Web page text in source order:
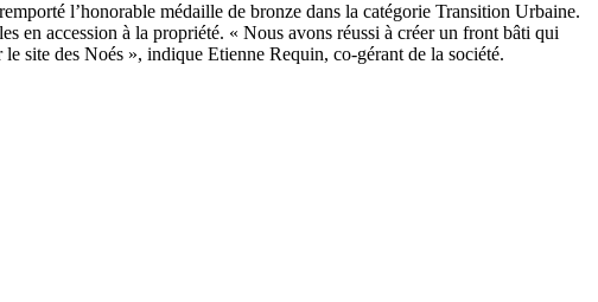
l’honorable médaille de bronze dans la catégorie Transition Urbaine.
en accession à la propriété. « Nous avons réussi à créer un front bâti qui
site des Noés », indique Etienne Requin, co-gérant de la société.